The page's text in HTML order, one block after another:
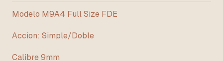
Modelo M9A4 Full Size FDE
Accion: Simple/Doble
Calibre 9mm